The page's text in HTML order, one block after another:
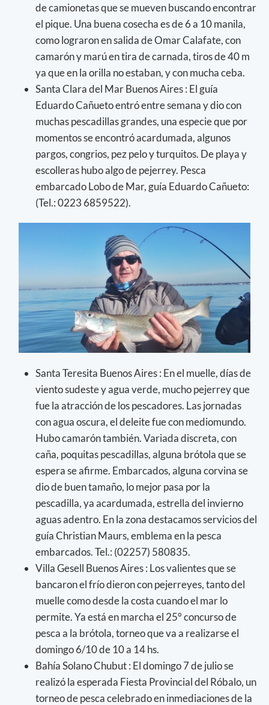
de camionetas que se mueven buscando encontrar
el pique. Una buena cosecha es de 6 a 10 manila,
como lograron en salida de Omar Calafate, con
camarón y marú en tira de carnada, tiros de 40 m
ya que en la orilla no estaban, y con mucha ceba.
Santa Clara del Mar Buenos Aires : El guía
Eduardo Cañueto entró entre semana y dio con
muchas pescadillas grandes, una especie que por
momentos se encontró acardumada, algunos
pargos, congrios, pez pelo y turquitos. De playa y
escolleras hubo algo de pejerrey. Pesca
embarcado Lobo de Mar, guía Eduardo Cañueto:
(Tel.: 0223 6859522).
Santa Teresita Buenos Aires : En el muelle, días de
viento sudeste y agua verde, mucho pejerrey que
fue la atracción de los pescadores. Las jornadas
con agua oscura, el deleite fue con mediomundo.
Hubo camarón también. Variada discreta, con
caña, poquitas pescadillas, alguna brótola que se
espera se afirme. Embarcados, alguna corvina se
dio de buen tamaño, lo mejor pasa por la
pescadilla, ya acardumada, estrella del invierno
aguas adentro. En la zona destacamos servicios del
guía Christian Maurs, emblema en la pesca
embarcados. Tel.: (02257) 580835.
Villa Gesell Buenos Aires : Los valientes que se
bancaron el frío dieron con pejerreyes, tanto del
muelle como desde la costa cuando el mar lo
permite. Ya está en marcha el 25° concurso de
pesca a la brótola, torneo que va a realizarse el
domingo 6/10 de 10 a 14 hs.
Bahía Solano Chubut : El domingo 7 de julio se
realizó la esperada Fiesta Provincial del Róbalo, un
torneo de pesca celebrado en inmediaciones de la